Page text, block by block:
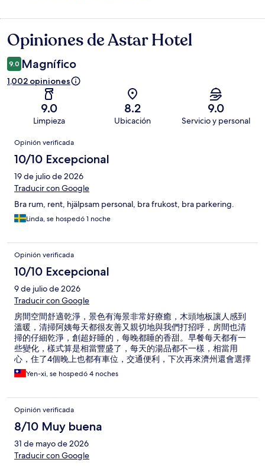
Opiniones
Opiniones de Astar Hotel
9.0 Magnífico
1,002 opiniones
9.0
Limpieza
8.2
Ubicación
9.0
Servicio y personal
Opiniones
Opinión verificada
10/10 Excepcional
19 de julio de 2026
Traducir con Google
Bra rum, rent, hjälpsam personal, bra frukost, bra parkering.
Linda, se hospedó 1 noche
Opinión verificada
10/10 Excepcional
9 de julio de 2026
Traducir con Google
房間空間舒適乾淨，景色有海景非常好療癒，木頭地板讓人感到
溫暖，清掃阿姨每天都很友善又親切地與我們打招呼，房間也清
掃的仔細乾淨，創超好睡的，每晚都睡的香甜。早餐每天都有一
些變化，樣式算是相當豐盛了，每天的湯品都不一樣，相當用
心，住了4個晚上也都有車位，交通便利，下次再來濟州還會選擇
這裡。Yen-xi, se hospedó 4 noches
Opinión verificada
8/10 Muy buena
31 de mayo de 2026
Traducir con Google